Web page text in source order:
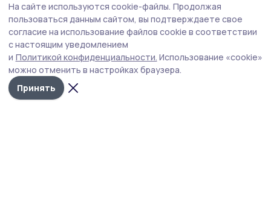
На сайте используются cookie-файлы. Продолжая
пользоваться данным сайтом, вы подтверждаете свое
согласие на использование файлов cookie в соответствии
с настоящим уведомлением
и Политикой конфиденциальности. Использование «cookie»
можно отменить в настройках браузера.
Принять